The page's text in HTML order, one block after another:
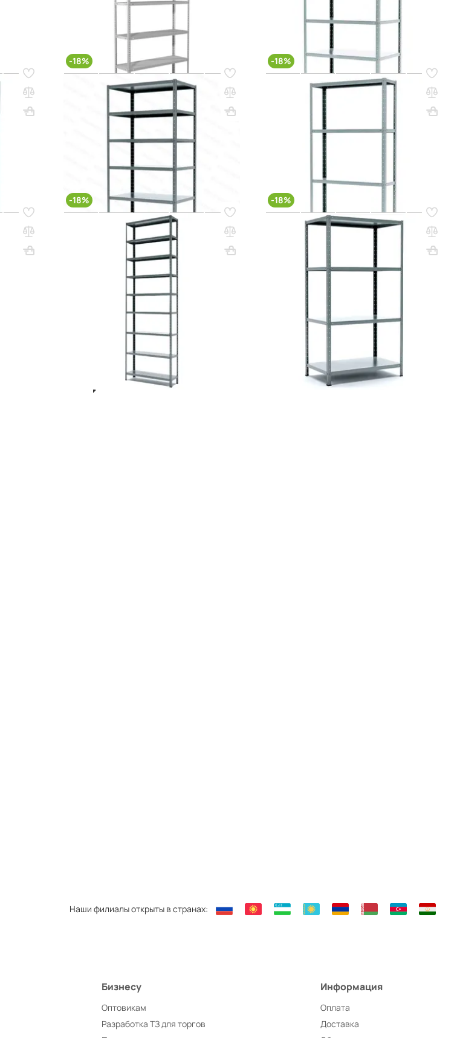
2 316 000 сум 2 825 000 сум
В КОРЗИНУ
2 531 000 сум 3 087 000 сум
В КОРЗИНУ
(4
кг: 29.8
Код товара: 23231
-18%
Стеллаж MS HARD 2500х1000х500 (6
ВхШхГ, мм: 2500х1000х500 Вес, кг: 38.68
2 661 000 сум 3 246 000 сум
q_25799 В КОРЗИНУ
Код товара:
-18%
Стеллаж MS HARD 1850х1000х300 (4
ВхШхГ, мм: 1850х1000х300
Вес, кг: 21.52
1 539 000 сум 1 877 000 сум
В КОРЗИНУ
(10
кг: 58.92
Код товара:
-18%
Стеллаж MS HARD 3000х1000х600 (9
ВхШхГ, мм: 3000х1000х600
Вес, кг: 60.12
5 130 000 сум
В КОРЗИНУ
Код товара: 22826
-18%
Стеллаж MS HARD 2000х1000х500 (4
ВхШхГ, мм: 2000х1000х500
Вес, кг: 27.24
(1)
1 874 000 сум 2 286 000 сум
q_25768 В КОРЗИНУ
в архивах, мастерских, библиотеках, учебных заведения, магазинах, офисах и других местах.
толщину 0,7 мм. Это делает изделие прочным и надежным. Предельная нагрузка на одну полку может
серии.
демонтаж изделия. Стойки имеют перфорацию с небольшим шагом, что позволяет менять их высоту.
300–600 мм. Каждое изделие оснащено 4–10 полками. Вместимость стеллажей составляет от 72 до 360
крепежи и другие комплектующие.
Каждая модель снабжена подробным описанием с фото. Благодаря онлайн-калькулятору можно быстро
Наши филиалы открыты в странах:
Бизнесу
Оптовикам
Разработка ТЗ для торгов
Информация
Оплата
Доставка